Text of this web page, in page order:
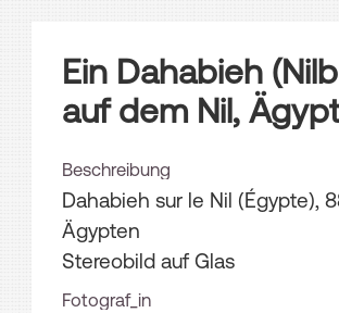
Ein Dahabieh
auf dem Nil,
Beschreibung
Dahabieh sur le Nil (Égypte),
Ägypten
Stereobild auf Glas
Fotograf_in